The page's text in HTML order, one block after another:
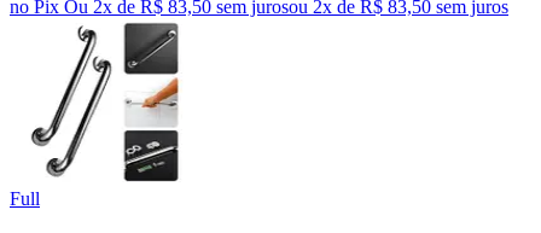
no Pix Ou 2x de R$ 83,50 sem jurosou 2x de R$ 83,50 sem juros
Full